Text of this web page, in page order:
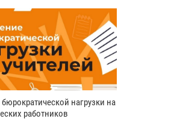
нагрузки на
работников